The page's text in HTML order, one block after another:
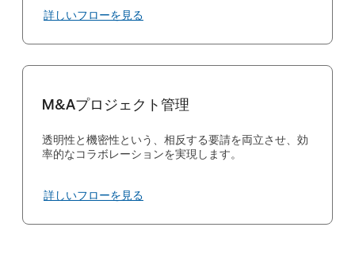
詳しいフローを見る
M&Aプロジェクト管理
透明性と機密性という、相反する要請を両立させ、効
率的なコラボレーションを実現します。
詳しいフローを見る